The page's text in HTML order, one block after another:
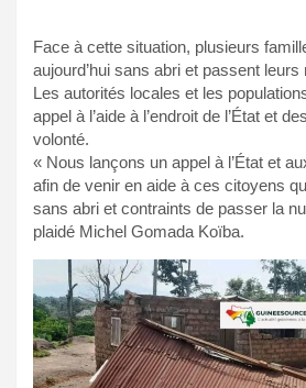
Face à cette situation, plusieurs
aujourd’hui sans abri et passent leurs
Les autorités locales et les
appel à l’aide à l’endroit de l’État et
volonté.
« Nous lançons un appel à l’État et
afin de venir en aide à ces citoyens
sans abri et contraints de passer la
plaidé Michel Gomada Koïba.